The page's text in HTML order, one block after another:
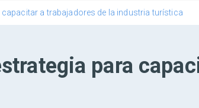
a trabajadores de la industria turística
para